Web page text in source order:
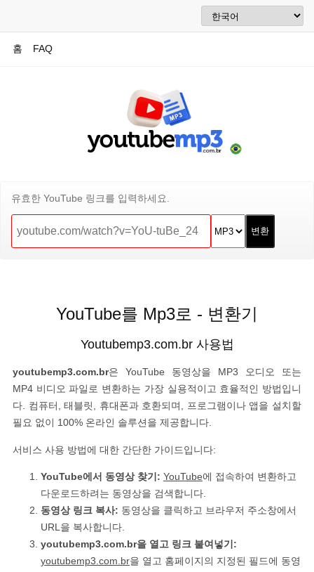
홈 FAQ
유효한 YouTube 링크를 입력하세요.
YouTube를 Mp3로 - 변환기
Youtubemp3.com.br 사용법
youtubemp3.com.br은 YouTube 동영상을 MP3 오디오 또는
MP4 비디오 파일로 변환하는 가장 실용적이고 효율적인 방법입니
다. 컴퓨터, 태블릿, 휴대폰과 호환되며, 프로그램이나 앱을 설치할
필요 없이 100% 온라인 솔루션을 제공합니다.
서비스 사용 방법에 대한 간단한 가이드입니다:
YouTube에서 동영상 찾기: YouTube에 접속하여 변환하고
다운로드하려는 동영상을 검색합니다.
동영상 링크 복사: 동영상을 클릭하고 브라우저 주소창에서
URL을 복사합니다.
youtubemp3.com.br을 열고 링크 붙여넣기:
youtubemp3.com.br을 열고 홈페이지의 지정된 필드에 동영